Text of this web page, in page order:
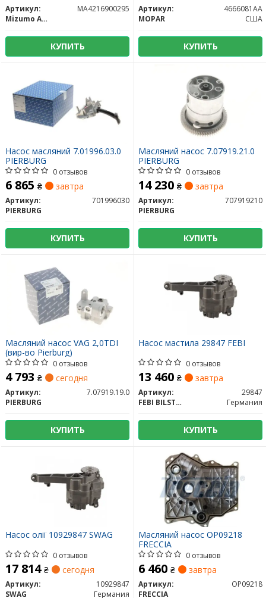
Артикул:
MA4216900295
Mizumo Auto
КУПИТЬ
Артикул:
4666081AA
MOPAR
США
КУПИТЬ
Насос масляний 7.01996.03.0
PIERBURG
0 отзывов
6 865 ₴ завтра
Артикул:
701996030
PIERBURG
КУПИТЬ
Масляний насос 7.07919.21.0
PIERBURG
0 отзывов
14 230 ₴ завтра
Артикул:
707919210
PIERBURG
КУПИТЬ
Масляний насос VAG 2,0TDI
(вир-во Pierburg)
0 отзывов
4 793 ₴ сегодня
Артикул:
7.07919.19.0
PIERBURG
КУПИТЬ
Насос мастила 29847 FEBI
0 отзывов
13 460 ₴ завтра
Артикул:
29847
FEBI BILSTEIN
Германия
КУПИТЬ
Насос олії 10929847 SWAG
0 отзывов
17 814 ₴ сегодня
Артикул:
10929847
SWAG
Германия
Масляний насос OP09218
FRECCIA
0 отзывов
6 460 ₴ завтра
Артикул:
OP09218
FRECCIA